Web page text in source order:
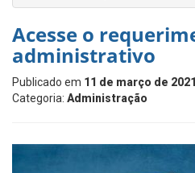
Acesse o
administrativo
Publicado em 11 de março de 2021
Categoria: Administração